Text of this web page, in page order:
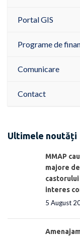
Portal GIS
Programe de
Comunicare
Contact
Ultimele noutăți
MMAP
majore
interes
5 August